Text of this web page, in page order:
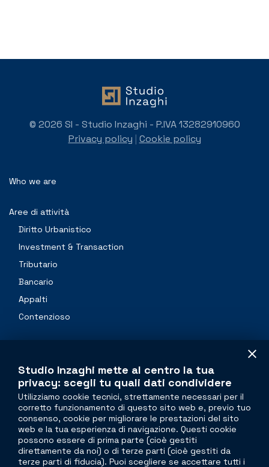
Who we are
Aree di attività
Diritto Urbanistico
Investment & Transaction
Tributario
Bancario
Appalti
Contenzioso
Contacts
The legal side ofreal estate
Torre Velasca
Piazza Velasca, 5
20122 Milano
© 2026 SI - Studio Inzaghi - P.IVA 13282910960
Privacy policy | Cookie policy
Studio Inzaghi mette al centro la tua
privacy: scegli tu quali dati condividere
Utilizziamo cookie tecnici, strettamente necessari per il
corretto funzionamento di questo sito web e, previo tuo
consenso, cookie per migliorare le prestazioni del sito
web e la tua esperienza di navigazione. Questi cookie
possono essere di prima parte (cioè gestiti
direttamente da noi) o di terze parti (cioè gestiti da
terze parti di fiducia). Puoi scegliere se accettare tutti i